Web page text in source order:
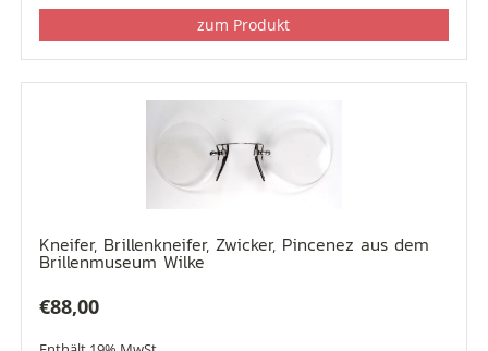
zum Produkt
Kneifer, Brillenkneifer, Zwicker, Pincenez aus dem
Brillenmuseum Wilke
€88,00